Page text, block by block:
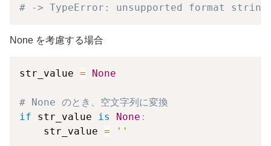
# -> TypeError: unsupported format string
None を考慮する場合
str_value = None
# None のとき、空文字列に変換
if str_value is None :
    str_value
= ''